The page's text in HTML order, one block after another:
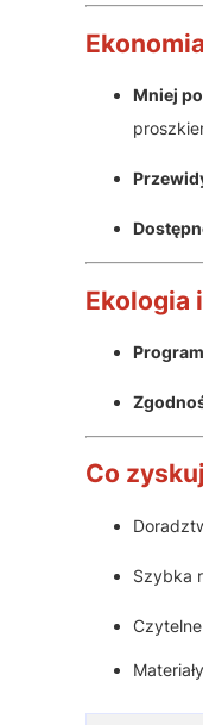
Mniej
Ekologia
Co
Szybka